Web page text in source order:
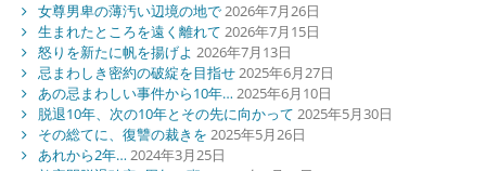
女尊男卑の薄汚い辺境の地で2026年7月26日
生まれたところを遠く離れて 2026年7月15日
怒りを新たに帆を揚げよ 2026年7月13日
忌まわしき密約の破綻を目指せ2025年6月27日
あの忌まわしい事件から10年… 2025年6月10日
脱退10年、次の10年とその先に向かって 2025年5月30日
その総てに、復讐の裁きを 2025年5月26日
あれから2年… 2024年3月25日